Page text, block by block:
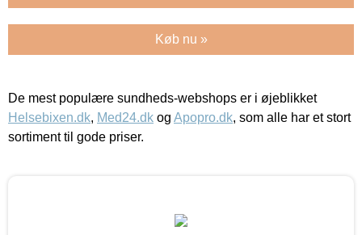
Køb nu »
De mest populære sundheds-webshops er i øjeblikket
Helsebixen.dk, Med24.dk og Apopro.dk, som alle har et stort
sortiment til gode priser.